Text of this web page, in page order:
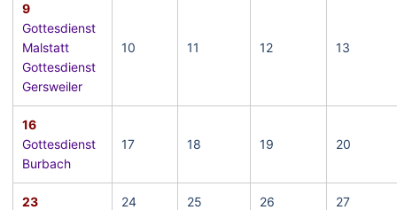
9
Gottesdienst
Malstatt
Gottesdienst
Gersweiler
10 11 12 13
16
Gottesdienst
Burbach
17 18 19 20
23 24 25 26 27